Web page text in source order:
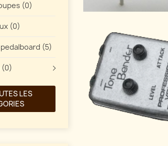
(0)
(0)
(5)
(0)
LES